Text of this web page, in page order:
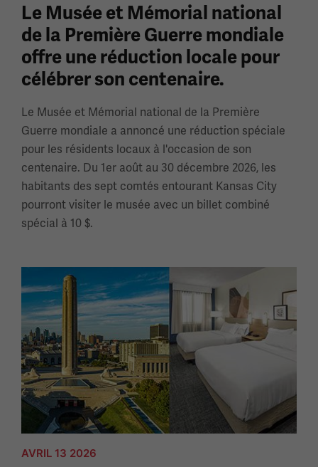
Le Musée et Mémorial national
de la Première Guerre mondiale
offre une réduction locale pour
célébrer son centenaire.
Le Musée et Mémorial national de la Première
Guerre mondiale a annoncé une réduction spéciale
pour les résidents locaux à l'occasion de son
centenaire. Du 1er août au 30 décembre 2026, les
habitants des sept comtés entourant Kansas City
pourront visiter le musée avec un billet combiné
spécial à 10 $.
AVRIL 13 2026